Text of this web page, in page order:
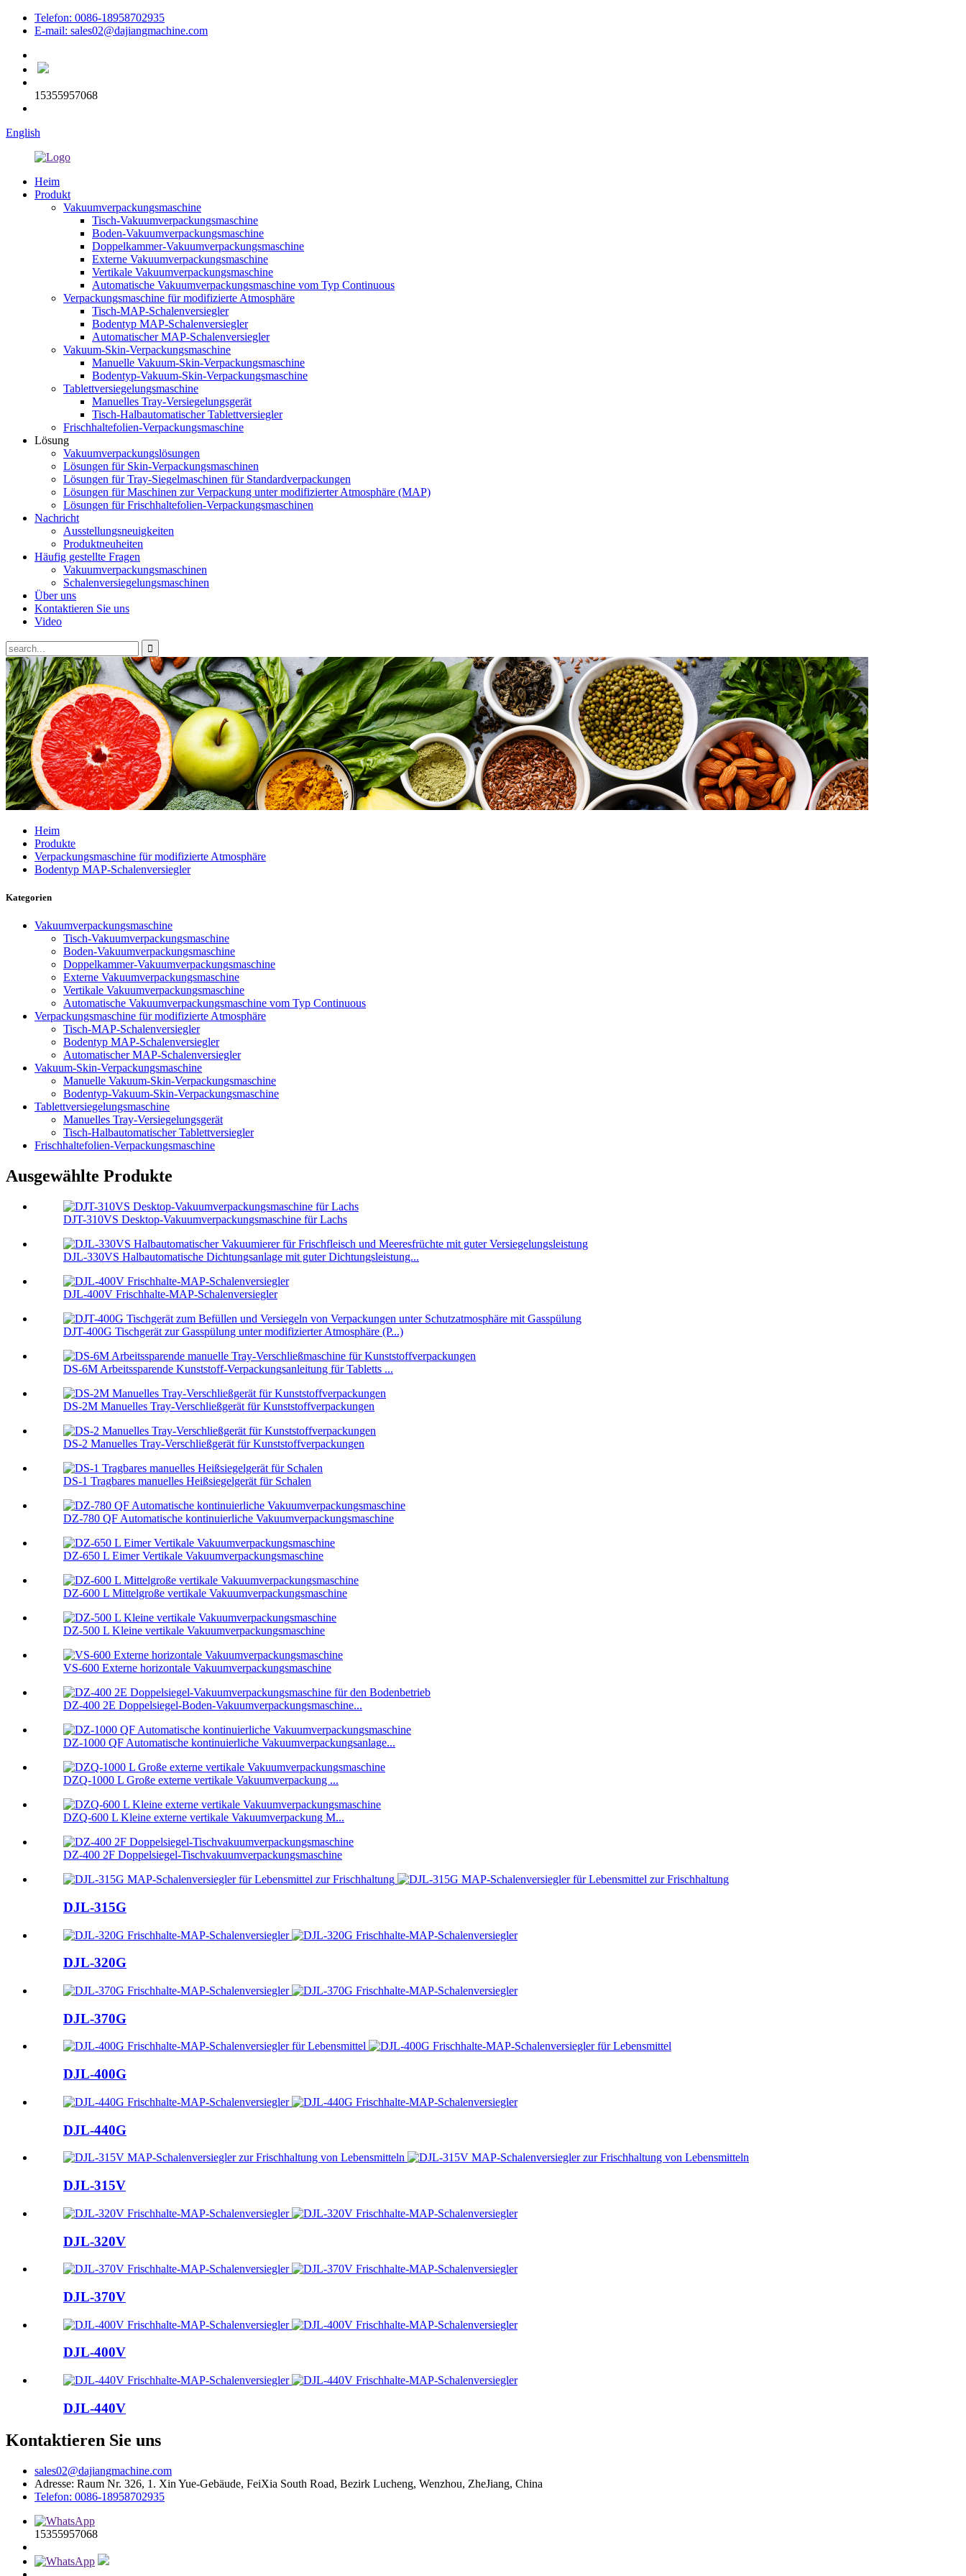
Telefon: 0086-18958702935
E-mail: sales02@dajiangmachine.com
15355957068
English
Heim
Produkt
Vakuumverpackungsmaschine
Tisch-Vakuumverpackungsmaschine
Boden-Vakuumverpackungsmaschine
Doppelkammer-Vakuumverpackungsmaschine
Externe Vakuumverpackungsmaschine
Vertikale Vakuumverpackungsmaschine
Automatische Vakuumverpackungsmaschine vom Typ Continuous
Verpackungsmaschine für modifizierte Atmosphäre
Tisch-MAP-Schalenversiegler
Bodentyp MAP-Schalenversiegler
Automatischer MAP-Schalenversiegler
Vakuum-Skin-Verpackungsmaschine
Manuelle Vakuum-Skin-Verpackungsmaschine
Bodentyp-Vakuum-Skin-Verpackungsmaschine
Tablettversiegelungsmaschine
Manuelles Tray-Versiegelungsgerät
Tisch-Halbautomatischer Tablettversiegler
Frischhaltefolien-Verpackungsmaschine
Lösung
Vakuumverpackungslösungen
Lösungen für Skin-Verpackungsmaschinen
Lösungen für Tray-Siegelmaschinen für Standardverpackungen
Lösungen für Maschinen zur Verpackung unter modifizierter Atmosphäre (MAP)
Lösungen für Frischhaltefolien-Verpackungsmaschinen
Nachricht
Ausstellungsneuigkeiten
Produktneuheiten
Häufig gestellte Fragen
Vakuumverpackungsmaschinen
Schalenversiegelungsmaschinen
Über uns
Kontaktieren Sie uns
Video
Heim
Produkte
Verpackungsmaschine für modifizierte Atmosphäre
Bodentyp MAP-Schalenversiegler
Kategorien
Vakuumverpackungsmaschine
Tisch-Vakuumverpackungsmaschine
Boden-Vakuumverpackungsmaschine
Doppelkammer-Vakuumverpackungsmaschine
Externe Vakuumverpackungsmaschine
Vertikale Vakuumverpackungsmaschine
Automatische Vakuumverpackungsmaschine vom Typ Continuous
Verpackungsmaschine für modifizierte Atmosphäre
Tisch-MAP-Schalenversiegler
Bodentyp MAP-Schalenversiegler
Automatischer MAP-Schalenversiegler
Vakuum-Skin-Verpackungsmaschine
Manuelle Vakuum-Skin-Verpackungsmaschine
Bodentyp-Vakuum-Skin-Verpackungsmaschine
Tablettversiegelungsmaschine
Manuelles Tray-Versiegelungsgerät
Tisch-Halbautomatischer Tablettversiegler
Frischhaltefolien-Verpackungsmaschine
Ausgewählte Produkte
DJT-310VS Desktop-Vakuumverpackungsmaschine für Lachs
DJL-330VS Halbautomatische Dichtungsanlage mit guter Dichtungsleistung...
DJL-400V Frischhalte-MAP-Schalenversiegler
DJT-400G Tischgerät zur Gasspülung unter modifizierter Atmosphäre (P...)
DS-6M Arbeitssparende Kunststoff-Verpackungsanleitung für Tabletts ...
DS-2M Manuelles Tray-Verschließgerät für Kunststoffverpackungen
DS-2 Manuelles Tray-Verschließgerät für Kunststoffverpackungen
DS-1 Tragbares manuelles Heißsiegelgerät für Schalen
DZ-780 QF Automatische kontinuierliche Vakuumverpackungsmaschine
DZ-650 L Eimer Vertikale Vakuumverpackungsmaschine
DZ-600 L Mittelgroße vertikale Vakuumverpackungsmaschine
DZ-500 L Kleine vertikale Vakuumverpackungsmaschine
VS-600 Externe horizontale Vakuumverpackungsmaschine
DZ-400 2E Doppelsiegel-Boden-Vakuumverpackungsmaschine...
DZ-1000 QF Automatische kontinuierliche Vakuumverpackungsanlage...
DZQ-1000 L Große externe vertikale Vakuumverpackung ...
DZQ-600 L Kleine externe vertikale Vakuumverpackung M...
DZ-400 2F Doppelsiegel-Tischvakuumverpackungsmaschine
DJL-315G
DJL-320G
DJL-370G
DJL-400G
DJL-440G
DJL-315V
DJL-320V
DJL-370V
DJL-400V
DJL-440V
Kontaktieren Sie uns
sales02@dajiangmachine.com
Adresse: Raum Nr. 326, 1. Xin Yue-Gebäude, FeiXia South Road, Bezirk Lucheng, Wenzhou, ZheJiang, China
Telefon: 0086-18958702935
15355957068